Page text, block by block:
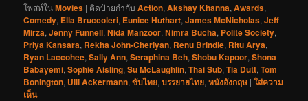
โพสท์ในMovies | ติดป้ายกำกับ Action,Akshay Khanna,Awards,
Comedy, Ella Bruccoleri, Eunice Huthart,James McNicholas,Jeff
Mirza,Jenny Funnell,Nida Manzoor,Nimra Bucha, Polite Society,
Priya Kansara, Rekha John-Cheriyan, Renu Brindle, Ritu Arya,
Ryan Laccohee,Sally Ann,Seraphina Beh,Shobu Kapoor,Shona
Babayemi,Sophie Aisling,Su McLaughlin,Thai Sub,Tia Dutt,Tom
Bonington, Ulli Ackermann,ซับไทย,บรรยายไทย,หนังอังกฤษ |ใส่ความ
เห็น